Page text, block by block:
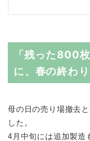
「残った800
に、春の終わ
母の日の売り場撤去
した。
4月中旬には追加製造